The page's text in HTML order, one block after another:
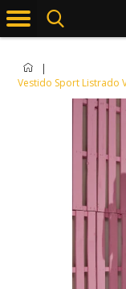
|
Vestido Sport Listrado